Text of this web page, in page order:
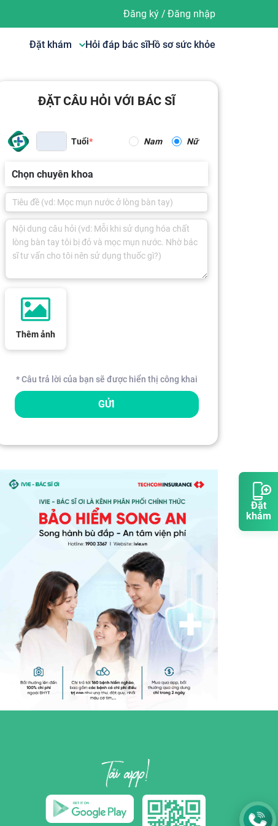
Đặt
khám
Đăng ký/ Đăng nhập
Đặt khám Hỏi đáp bác sĩHồ sơ sức khỏe
ĐẶT CÂU HỎI VỚI BÁC SĨ
Tuổi Nam Nữ
Chọn chuyên khoa
Thêm ảnh
* Câu trả lời của bạn sẽ được hiển thị công khai
GỬI